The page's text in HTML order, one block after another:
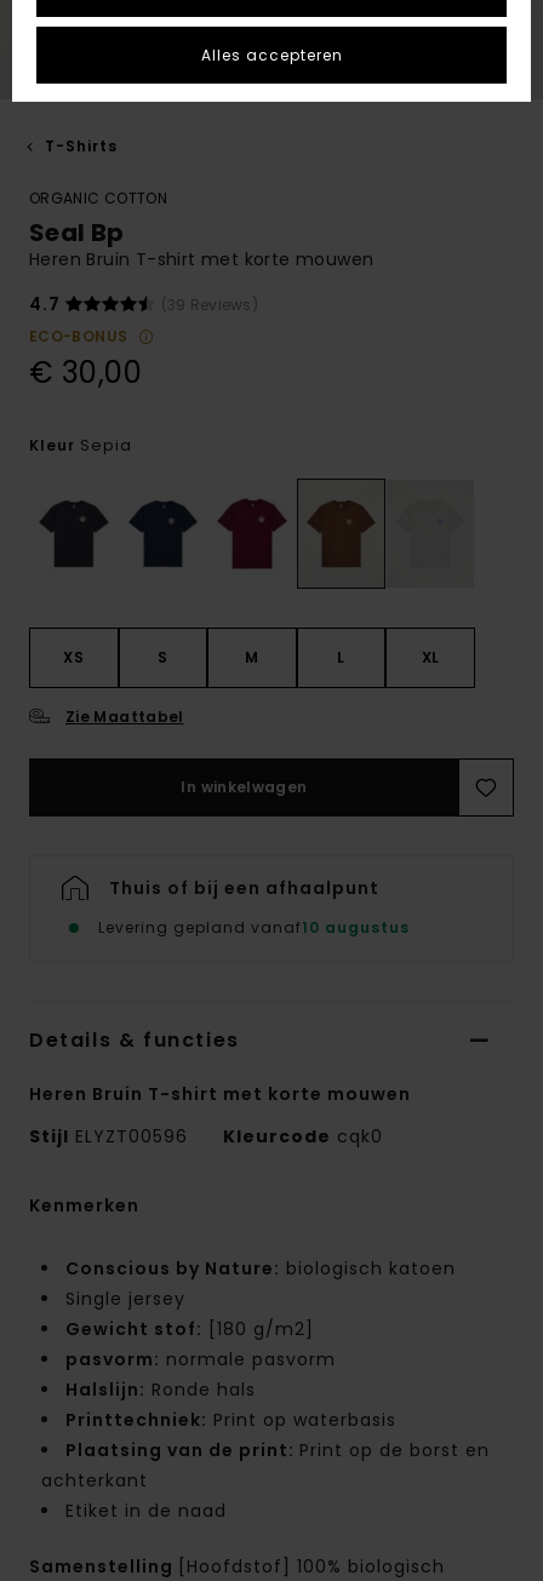
T-Shirts
ORGANIC COTTON
Seal Bp
Heren Bruin T-shirt met korte mouwen
4.7
(39 Reviews)
ECO-BONUS
€ 30,00
Kleur Sepia
XS S M L XL
Zie Maattabel
In winkelwagen
Thuis of bij een afhaalpunt
Levering gepland vanaf10 augustus
Details & functies
Heren Bruin T-shirt met korte mouwen
Stijl ELYZT00596 Kleurcode cqk0
Kenmerken
Conscious by Nature: biologisch katoen
Single jersey
Gewicht stof: [180 g/m2]
pasvorm: normale pasvorm
Halslijn: Ronde hals
Printtechniek: Print op waterbasis
Plaatsing van de print: Print op de borst en
achterkant
Etiket in de naad
Samenstelling
[Hoofdstof] 100% biologisch
Alles accepteren